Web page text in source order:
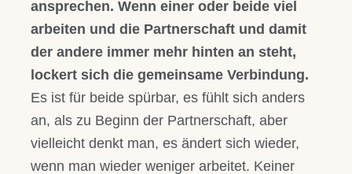
ansprechen. Wenn einer oder beide viel
arbeiten und die Partnerschaft und damit
der andere immer mehr hinten an steht,
lockert sich die gemeinsame Verbindung.
Es ist für beide spürbar, es fühlt sich anders
an, als zu Beginn der Partnerschaft, aber
vielleicht denkt man, es ändert sich wieder,
wenn man wieder weniger arbeitet. Keiner